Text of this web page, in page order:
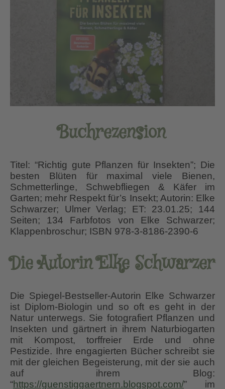
Buchrezension
Titel: “Richtig gute Pflanzen für Insekten”; Die
besten Blüten für maximal viele Bienen,
Schmetterlinge, Schwebfliegen & Käfer im
Garten; mehr Respekt für’s Insekt; Autorin: Elke
Schwarzer; Ulmer Verlag; ET: 23.01.25; 144
Seiten; 134 Farbfotos von Elke Schwarzer;
Klappenbroschur; ISBN 978-3-8186-2390-6
Die Autorin Elke Schwarzer
Die Spiegel-Bestseller-Autorin Elke Schwarzer
ist Diplom-Biologin und so oft es geht in der
Natur unterwegs. Sie fotografiert Pflanzen und
Insekten und gärtnert in ihrem Naturbiogarten
mit Kompost, torffreier Erde und ohne
Pestizide. Ihre engagierten Bücher schreibt sie
mit der gleichen Begeisterung, mit der sie auch
auf ihrem Blog:
“https://guenstiggaertnern.blogspot.com/” im